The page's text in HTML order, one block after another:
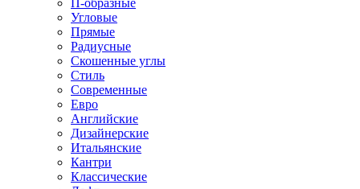
П-образные
Угловые
Прямые
Радиусные
Скошенные углы
Стиль
Современные
Евро
Английские
Дизайнерские
Итальянские
Кантри
Классические